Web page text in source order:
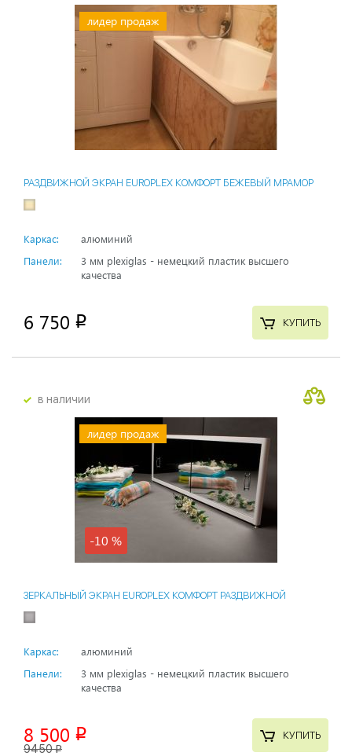
лидер продаж
РАЗДВИЖНОЙ ЭКРАН EUROPLEX КОМФОРТ БЕЖЕВЫЙ МРАМОР
Каркас:
алюминий
Панели:
3 мм plexiglas - немецкий пластик высшего
качества
6 750 p КУПИТЬ
в наличии
лидер продаж
-10 %
ЗЕРКАЛЬНЫЙ ЭКРАН EUROPLEX КОМФОРТ РАЗДВИЖНОЙ
Каркас:
алюминий
Панели:
3 мм plexiglas - немецкий пластик высшего
качества
8 500 p
9450p
КУПИТЬ